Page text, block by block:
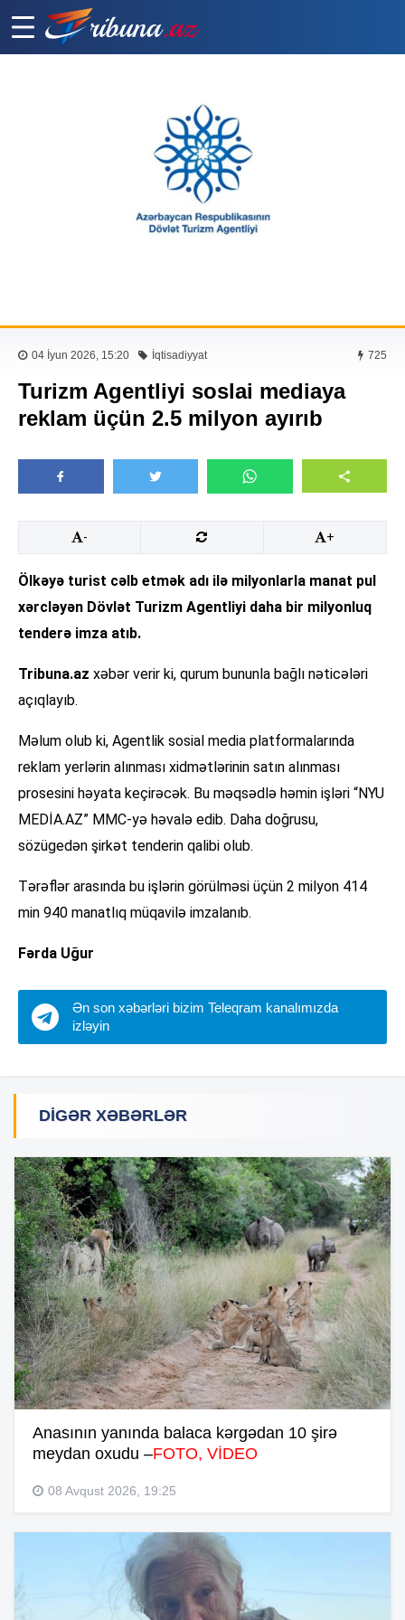
04 İyun 2026, 15:20 İqtisadiyyat 725
Turizm Agentliyi soslai mediaya
reklam üçün 2.5 milyon ayırıb
- +
Ölkəyə turist cəlb etmək adı ilə milyonlarla manat pul
xərcləyən Dövlət Turizm Agentliyi daha bir milyonluq
tenderə imza atıb.
Tribuna.az xəbər verir ki, qurum bununla bağlı nəticələri
açıqlayıb.
Məlum olub ki, Agentlik sosial media platformalarında
reklam yerlərin alınması xidmətlərinin satın alınması
prosesini həyata keçirəcək. Bu məqsədlə həmin işləri “NYU
MEDİA.AZ” MMC-yə həvalə edib. Daha doğrusu,
sözügedən şirkət tenderin qalibi olub.
Tərəflər arasında bu işlərin görülməsi üçün 2 milyon 414
min 940 manatlıq müqavilə imzalanıb.
Fərda Uğur
Ən son xəbərləri bizim Teleqram kanalımızda
izləyin
DIGƏR XƏBƏRLƏR
Anasının yanında balaca kərgədan 10 şirə
meydan oxudu –FOTO, VİDEO
08 Avqust 2026, 19:25